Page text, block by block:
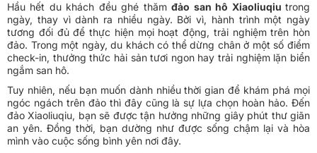
Hầu hết du khách đều ghé thămđảo san hô Xiaoliuqiutrong
ngày, thay vì dành ra nhiều ngày. Bởi vì, hành trình một ngày
tương đối đủ để thực hiện mọi hoạt động, trải nghiệm trên hòn
đảo. Trong một ngày, du khách có thể dừng chân ở một số điểm
check-in, thưởng thức hải sản tươi ngon hay trải nghiệm lặn biển
ngắm san hô.
Tuy nhiên, nếu bạn muốn dành nhiều thời gian để khám phá mọi
ngóc ngách trên đảo thì đây cũng là sự lựa chọn hoàn hảo. Đến
đảo Xiaoliuqiu, bạn sẽ được tận hưởng những giây phút thư giãn
an yên. Đồng thời, bạn dường như được sống chậm lại và hòa
mình vào cuộc sống bình yên nơi đây.